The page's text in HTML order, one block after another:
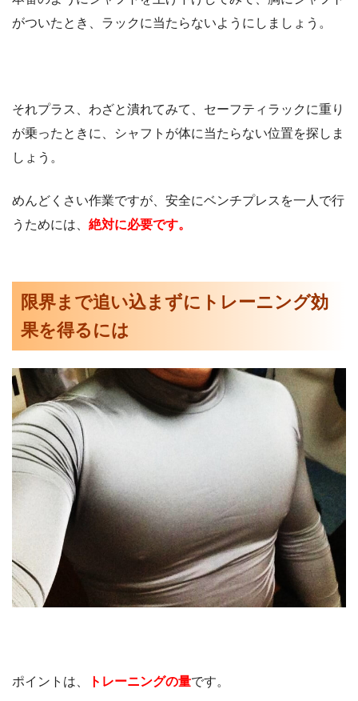
がついたとき、ラックに当たらないようにしましょう。
それプラス、わざと潰れてみて、セーフティラックに重り
が乗ったときに、シャフトが体に当たらない位置を探しま
しょう。
めんどくさい作業ですが、安全にベンチプレスを一人で行
うためには、 絶対に必要です。
限界まで追い込まずにトレーニング効
果を得るには
ポイントは、 トレーニングの量です。